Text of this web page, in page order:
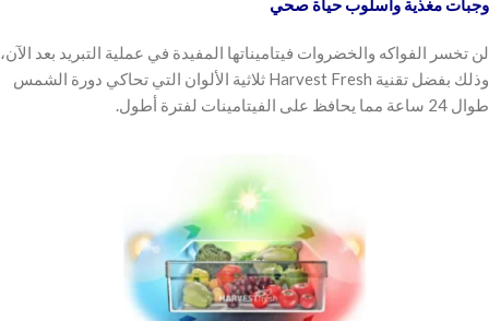
وجبات مغذية وأسلوب حياة صحي
لن تخسر الفواكه والخضروات فيتاميناتها المفيدة في عملية التبريد بعد الآن،
وذلك بفضل تقنية Harvest Fresh ثلاثية الألوان التي تحاكي دورة الشمس
طوال 24 ساعة مما يحافظ على الفيتامينات لفترة أطول.